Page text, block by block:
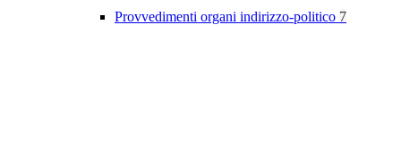
Provvedimenti organi indirizzo-politico 7